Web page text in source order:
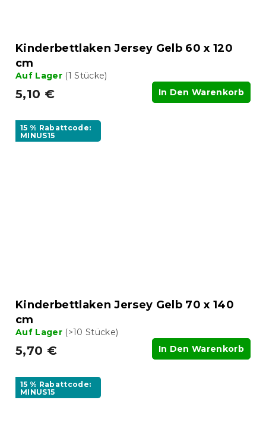
Kinderbettlaken Jersey Gelb 60 x 120
cm
Auf Lager (1 Stücke)
5,10 € In Den Warenkorb
15 % Rabattcode:
MINUS15
Kinderbettlaken Jersey Gelb 70 x 140
cm
Auf Lager (>10 Stücke)
5,70 € In Den Warenkorb
15 % Rabattcode:
MINUS15